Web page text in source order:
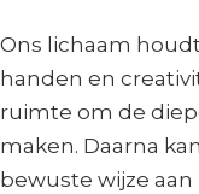
Ons lichaam
handen en
ruimte om de
maken. Daarna
bewuste wijze